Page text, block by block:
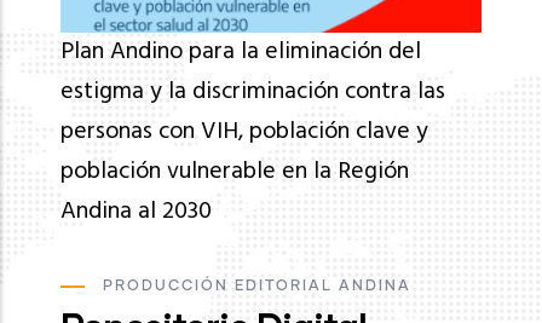
Plan Andino para la eliminación del
estigma y la discriminación contra las
personas con VIH, población clave y
población vulnerable en la Región
Andina al 2030
PRODUCCIÓN EDITORIAL ANDINA